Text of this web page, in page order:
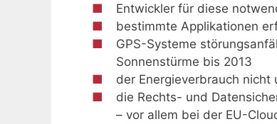
Entwickler für diese
bestimmte Applikationen
GPS-Systeme
Sonnenstürme bis 2013
der Energieverbrauch
die Rechts- und
– vor allem bei der EU-